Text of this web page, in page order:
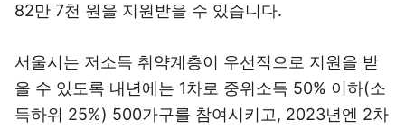
82만 7천 원을 지원받을 수 있습니다.
서울시는 저소득 취약계층이 우선적으로 지원을 받
을 수 있도록 내년에는 1차로 중위소득 50% 이하(소
득하위 25%) 500가구를 참여시키고, 2023년엔 2차